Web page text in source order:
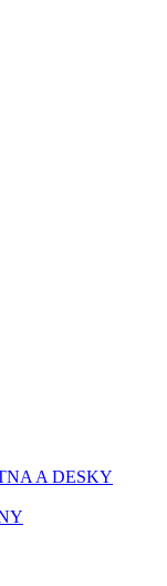
A DESKY